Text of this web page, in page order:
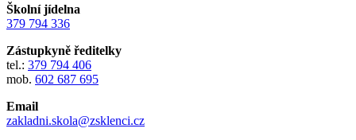
Školní jídelna
379 794 336
Zástupkyně ředitelky
tel.: 379 794 406
mob. 602 687 695
Email
zakladni.skola@zsklenci.cz